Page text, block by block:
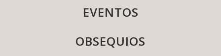
EVENTOS
OBSEQUIOS